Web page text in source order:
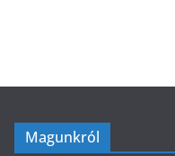
Magunkról